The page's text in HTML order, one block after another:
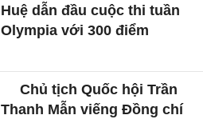
Huệ dẫn đầu cuộc thi tuần
Olympia với 300 điểm
Chủ tịch Quốc hội Trần
Thanh Mẫn viếng Đồng chí